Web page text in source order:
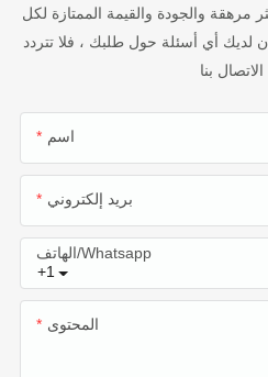
مرهقة والجودة والقيمة الممتازة لكل
لديك أي أسئلة حول طلبك ، فلا تتردد
اسم
بريد إلكتروني
+1
الهاتف/whatsapp
المحتوى